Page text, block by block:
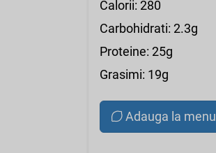
Calorii: 280
Carbohidrati: 2.3g
Proteine: 25g
Grasimi: 19g
Adauga la menu